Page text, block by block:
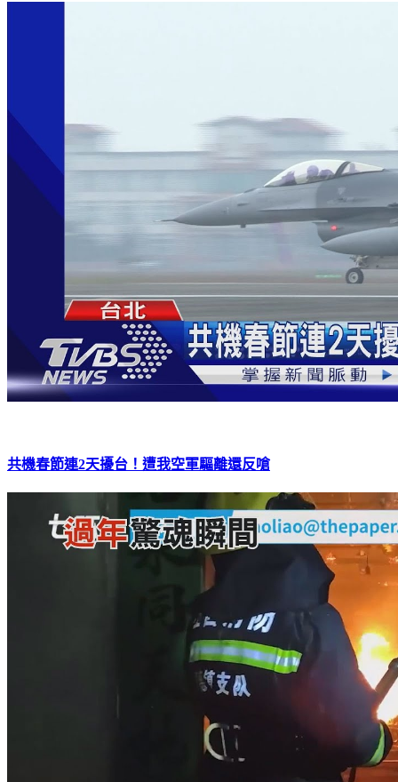
共機春節連2天擾台！遭我空軍驅離還反嗆